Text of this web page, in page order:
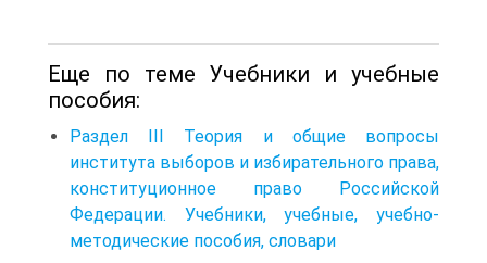
Еще по теме Учебники и учебные
пособия:
Раздел III Теория и общие вопросы
института выборов и избирательного права,
конституционное право Российской
Федерации. Учебники, учебные, учебно-
методические пособия, словари